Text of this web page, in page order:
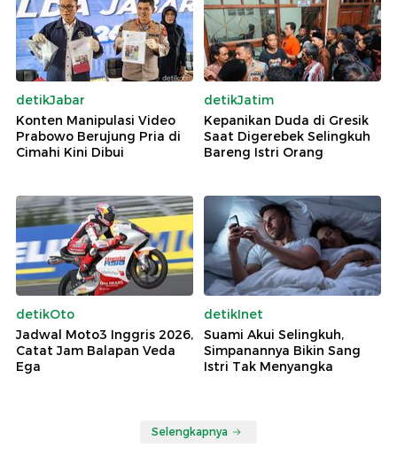
detikJabar
Konten Manipulasi Video
Prabowo Berujung Pria di
Cimahi Kini Dibui
detikJatim
Kepanikan Duda di Gresik
Saat Digerebek Selingkuh
Bareng Istri Orang
detikOto
Jadwal Moto3 Inggris 2026,
Catat Jam Balapan Veda
Ega
detikInet
Suami Akui Selingkuh,
Simpanannya Bikin Sang
Istri Tak Menyangka
Selengkapnya